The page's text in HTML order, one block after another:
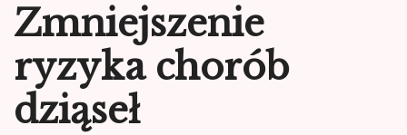
Zmniejszenie
ryzyka chorób
dziąseł